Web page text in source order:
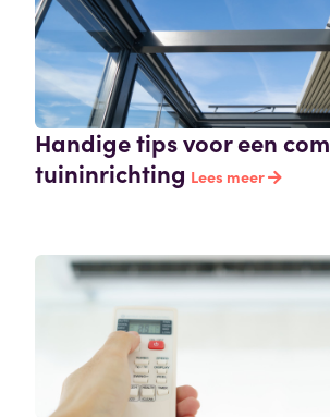
Handige tips voor een
tuininrichting Lees meer